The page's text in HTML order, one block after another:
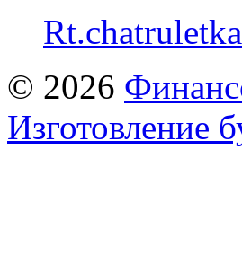
© 2026
Изготовление